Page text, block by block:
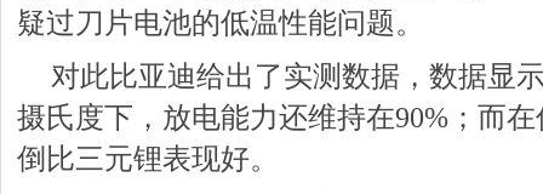
疑过刀片电池的低温性能问题。
对此比亚迪给出了实测数据，数据显
摄氏度下，放电能力还维持在90%；而
倒比三元锂表现好。